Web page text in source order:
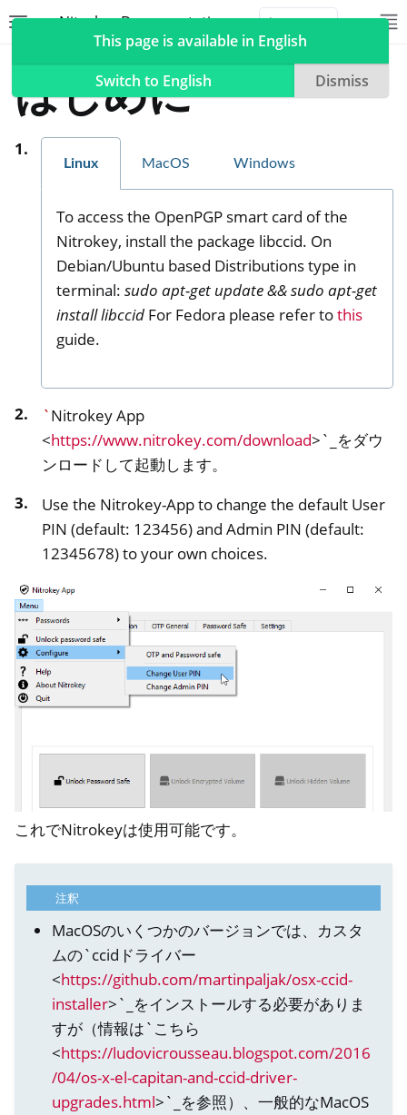
Nitrokey Documentation
navigation of Nitrokeys
navigation of Nitrokey 3
navigation of Nitrokey Passkey
navigation of Nitrokey FIDO2
navigation of Nitrokey HSM 2
navigation of Nitrokey Start
navigation of Nitrokey Storage 2
navigation of ニトロフォン、ニトロタブレット
navigation of NextBox
navigation of NetHSM
navigation of NitroWall
はじめに
Linux MacOS Windows
To access the OpenPGP smart card of the
Nitrokey, install the package libccid. On
Debian/Ubuntu based Distributions type in
terminal: sudo apt-get update && sudo apt-get
install libccid For Fedora please refer tothis
guide.
`Nitrokey App
<https://www.nitrokey.com/download>`_をダウ
ンロードして起動します。
Use the Nitrokey-App to change the default User
PIN (default: 123456) and Admin PIN (default:
12345678) to your own choices.
これでNitrokeyは使用可能です。
注釈
MacOSのいくつかのバージョンでは、カスタ
ムの`ccidドライバー
<https://github.com/martinpaljak/osx-ccid-
installer>`_をインストールする必要がありま
すが（情報は`こちら
<https://ludovicrousseau.blogspot.com/2016
/04/os-x-el-capitan-and-ccid-driver-
upgrades.html>`_を参照）、一般的なMacOS
This page is available in English
Switch to English
Dismiss